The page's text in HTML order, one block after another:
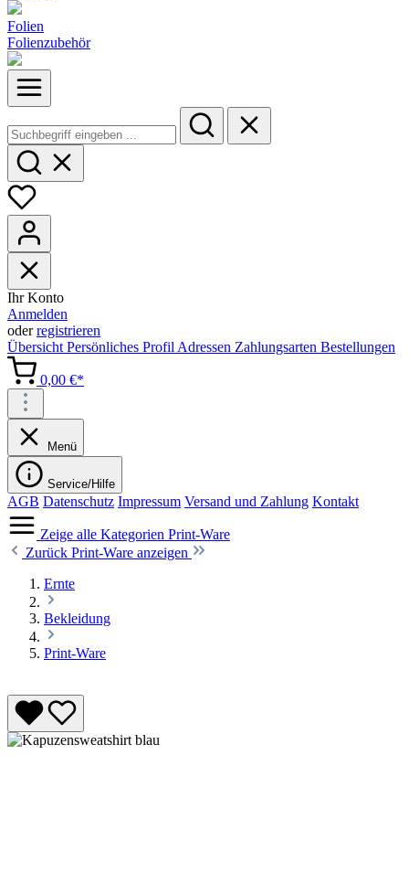
Folien
Folienzubehör
Ihr Konto
Anmelden
oderregistrieren
Übersicht Persönliches Profil Adressen Zahlungsarten Bestellungen
0,00 €*
Menü
Service/Hilfe
AGB Datenschutz Impressum Versand und Zahlung Kontakt
Zeige alle Kategorien Print-Ware
Zurück Print-Ware anzeigen
Ernte
Bekleidung
Print-Ware